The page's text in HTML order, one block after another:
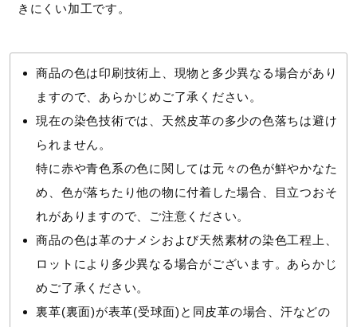
きにくい加工です。
商品の色は印刷技術上、現物と多少異なる場合があり
ますので、あらかじめご了承ください。
現在の染色技術では、天然皮革の多少の色落ちは避け
られません。
特に赤や青色系の色に関しては元々の色が鮮やかなた
め、色が落ちたり他の物に付着した場合、目立つおそ
れがありますので、ご注意ください。
商品の色は革のナメシおよび天然素材の染色工程上、
ロットにより多少異なる場合がございます。あらかじ
めご了承ください。
裏革(裏面)が表革(受球面)と同皮革の場合、汗などの